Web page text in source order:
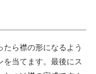
ら襟の形になるよう
を当てます。最後にス